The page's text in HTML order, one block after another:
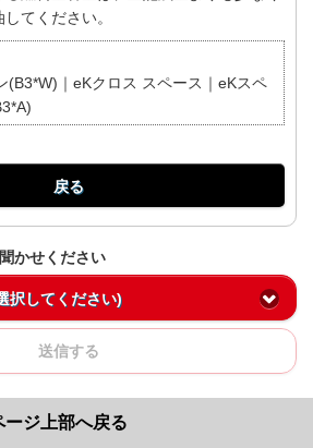
てください。
(B3*W)｜eKクロス スペース｜eKスペ
戻る
かせください
択してください)
送信する
ージ上部へ戻る